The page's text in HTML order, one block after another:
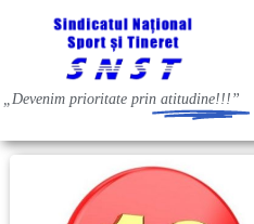
„Devenim prioritate prin atitudine!!!”